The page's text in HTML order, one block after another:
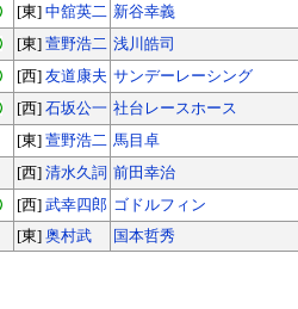
[東] 中舘英二 新谷幸義
[東] 萱野浩二 浅川皓司
[西] 友道康夫 サンデーレーシング
[西] 石坂公一 社台レースホース
[東] 萱野浩二 馬目卓
[西] 清水久詞 前田幸治
[西] 武幸四郎 ゴドルフィン
[東] 奥村武 国本哲秀